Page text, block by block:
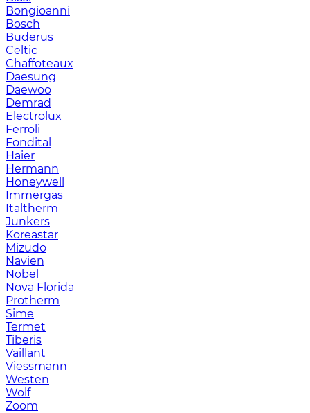
Bongioanni
Bosch
Buderus
Celtic
Chaffoteaux
Daesung
Daewoo
Demrad
Electrolux
Ferroli
Fondital
Haier
Hermann
Honeywell
Immergas
Italtherm
Junkers
Koreastar
Mizudо
Navien
Nobel
Nova Florida
Protherm
Sime
Termet
Tiberis
Vaillant
Viessmann
Westen
Wolf
Zoom